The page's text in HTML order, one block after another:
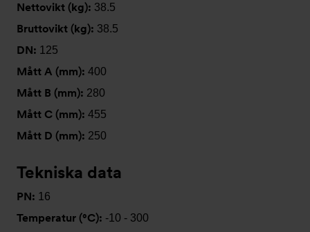
Nettovikt (kg): 38.5
Bruttovikt (kg): 38.5
DN: 125
Mått A (mm): 400
Mått B (mm): 280
Mått C (mm): 455
Mått D (mm): 250
Tekniska data
PN: 16
Temperatur (°C): -10 - 300